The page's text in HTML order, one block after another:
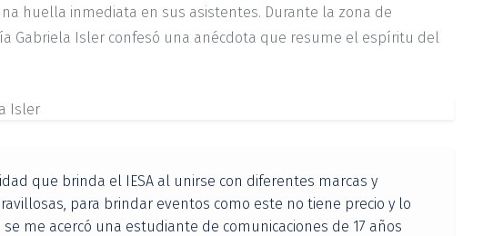
huella inmediata en sus asistentes. Durante la zona de
Gabriela Isler confesó una anécdota que resume el espíritu del
que brinda el IESA al unirse con diferentes marcas y
para brindar eventos como este no tiene precio y lo
me acercó una estudiante de comunicaciones de 17 años